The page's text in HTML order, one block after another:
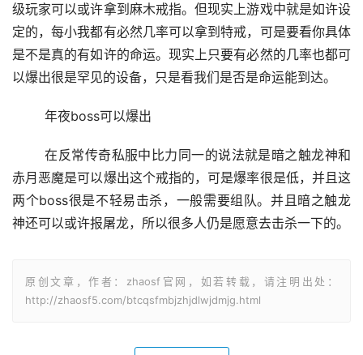
级玩家可以或许拿到麻木戒指。但现实上游戏中就是如许设
定的，每小我都有必然几率可以拿到特戒，可是要看你具体
是不是真的有如许的命运。现实上只要有必然的几率也都可
以爆出很是罕见的设备，只是看我们是否是命运能到达。
	年夜boss可以爆出
	在反常传奇私服中比力同一的说法就是暗之触龙神和
赤月恶魔是可以爆出这个戒指的，可是爆率很是低，并且这
两个boss很是不轻易击杀，一般需要组队。并且暗之触龙
神还可以或许报屠龙，所以很多人仍是愿意去击杀一下的。
原创文章，作者：zhaosf官网，如若转载，请注明出处：
http://zhaosf5.com/btcqsfmbjzhjdlwjdmjg.html